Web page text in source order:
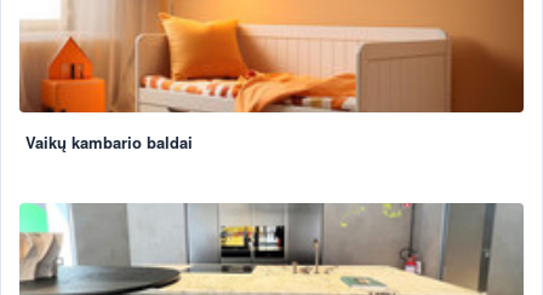
Vaikų kambario baldai